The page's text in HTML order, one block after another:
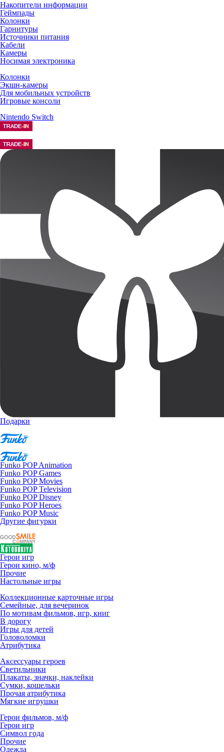
Накопители информации
Геймпады
Колонки
Гарнитуры
Источники питания
Кабели
Камеры
Носимая электроника
Колонки
Экшн-камеры
Для мобильных устройств
Игровые консоли
Nintendo Switch
Подарки
Funko POP Animation
Funko POP Games
Funko POP Movies
Funko POP Television
Funko POP Disney
Funko POP Heroes
Funko POP Music
Другие фигурки
Герои игр
Герои кино, м/ф
Прочие
Настольные игры
Коллекционные карточные игры
Семейные, для вечеринок
По мотивам фильмов, игр, книг
В дорогу
Игры для детей
Головоломки
Атрибутика
Аксессуары героев
Светильники
Плакаты, значки, наклейки
Сумки, кошельки
Прочая атрибутика
Мягкие игрушки
Герои фильмов, м/ф
Герои игр
Символ года
Прочие
Одежда